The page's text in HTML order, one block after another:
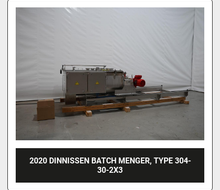
2020 DINNISSEN BATCH MENGER, TYPE 304-
30-2X3